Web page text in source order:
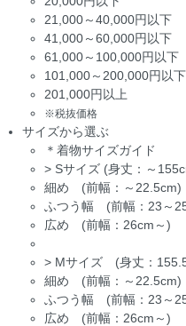
21,000～40,000円以下
41,000～60,000円以下
61,000～100,000円以下
101,000～200,000円以下
201,000円以上
※税抜価格
サイズから選ぶ
＊着物サイズガイド
> Sサイズ (身丈：～
細め (前幅：～22.5cm)
ふつう幅 (前幅：23～
広め (前幅：26cm～)
> Mサイズ (身丈：
細め (前幅：～22.5cm)
ふつう幅 (前幅：23～
広め (前幅：26cm～)